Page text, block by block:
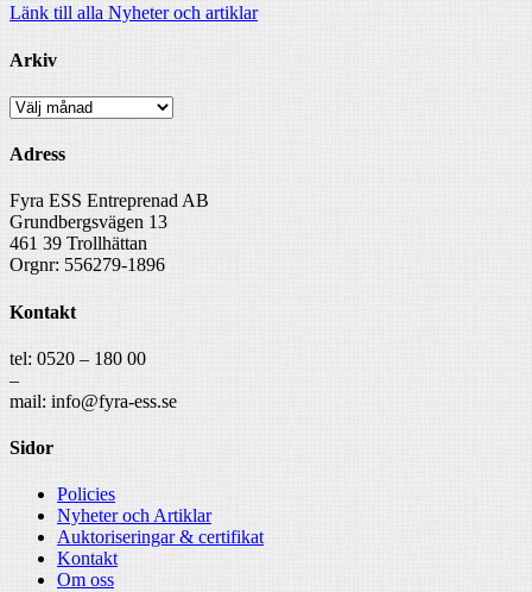
Länk till alla Nyheter och artiklar
Arkiv
Arkiv
Adress
Fyra ESS Entreprenad AB
Grundbergsvägen 13
461 39 Trollhättan
Orgnr: 556279-1896
Kontakt
tel: 0520 – 180 00
–
mail: info@fyra-ess.se
Sidor
Policies
Nyheter och Artiklar
Auktoriseringar & certifikat
Kontakt
Om oss